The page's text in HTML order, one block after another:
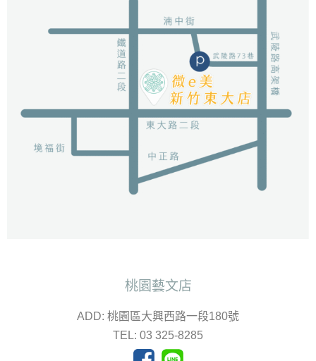
桃園藝文店
ADD: 桃園區大興西路一段180號
TEL: 03 325-8285